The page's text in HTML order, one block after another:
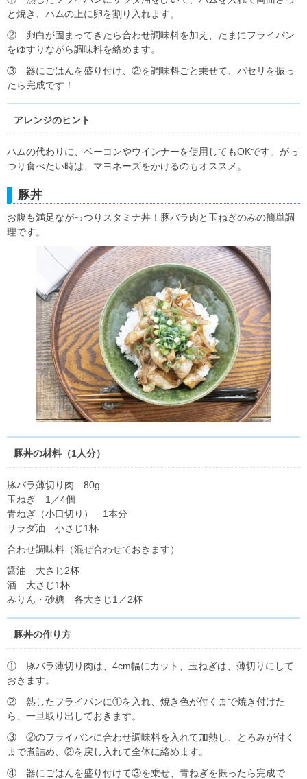
と焼き、ハムの上に卵を割り入れます。
② 卵白が固まってきたら合わせ調味料を加え、たまにフライパン
をゆすりながら調味料を絡めます。
③ 器にごはんを盛り付け、②を調味料ごと乗せて、パセリを振っ
たら完成です！
アレンジのヒント
ハムの代わりに、ベーコンやウインナーを使用してもOKです。がっ
つり食べたい時は、マヨネーズをかけるのもオススメ。
豚丼
お腹も満足ながっつりスタミナ丼！豚バラ肉と玉ねぎのみの簡単調
理です。
豚丼の材料（1人分）
豚バラ薄切り肉 80g
玉ねぎ 1／4個
青ねぎ（小口切り） 1本分
サラダ油 小さじ1杯
合わせ調味料（混ぜ合わせておきます）
醤油 大さじ2杯
酒 大さじ1杯
みりん・砂糖 各大さじ1／2杯
豚丼の作り方
① 豚バラ薄切り肉は、4cm幅にカット、玉ねぎは、薄切りにして
おきます。
② 熱したフライパンに①を入れ、焼き色が付くまで焼き付けた
ら、一旦取り出しておきます。
③ ②のフライパンに合わせ調味料を入れて加熱し、とろみが付く
まで煮詰め、②を戻し入れて全体に絡めます。
④ 器にごはんを盛り付けて③を乗せ、青ねぎを振ったら完成で